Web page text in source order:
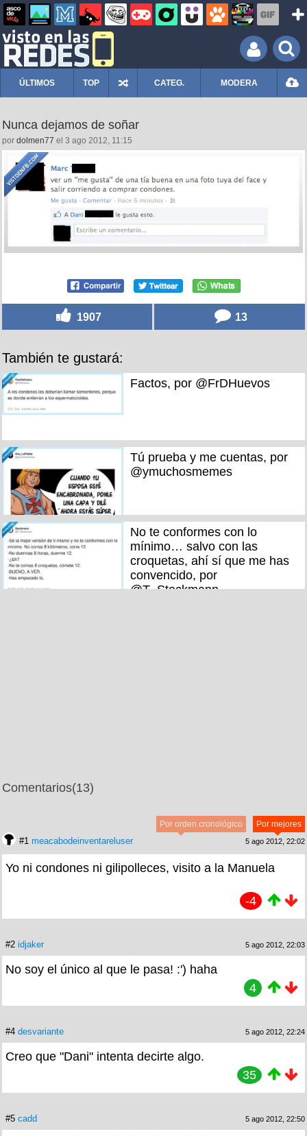
ÚLTIMOS TOP CATEG. MODERA
Nunca dejamos de soñar
por dolmen77 el 3 ago 2012, 11:15
1907 13
También te gustará:
Factos, por @FrDHuevos
Tú prueba y me cuentas, por
@ymuchosmemes
No te conformes con lo
mínimo… salvo con las
croquetas, ahí sí que me has
convencido, por
@T_Stockmann
Comentarios(13)
Por mejores
Por orden cronológico
#1 meacabodeinventareluser 5 ago 2012, 22:02
Yo ni condones ni gilipolleces, visito a la Manuela
-4
#2 idjaker 5 ago 2012, 22:03
No soy el único al que le pasa! :') haha
4
#4 desvariante 5 ago 2012, 22:24
Creo que "Dani" intenta decirte algo.
35
#5 cadd 5 ago 2012, 22:50